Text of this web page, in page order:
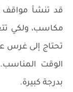
قد تنشأ مواقف
مكاسب، ولكي
تحتاج إلى غرس
الوقت
بدرجة كبيرة.